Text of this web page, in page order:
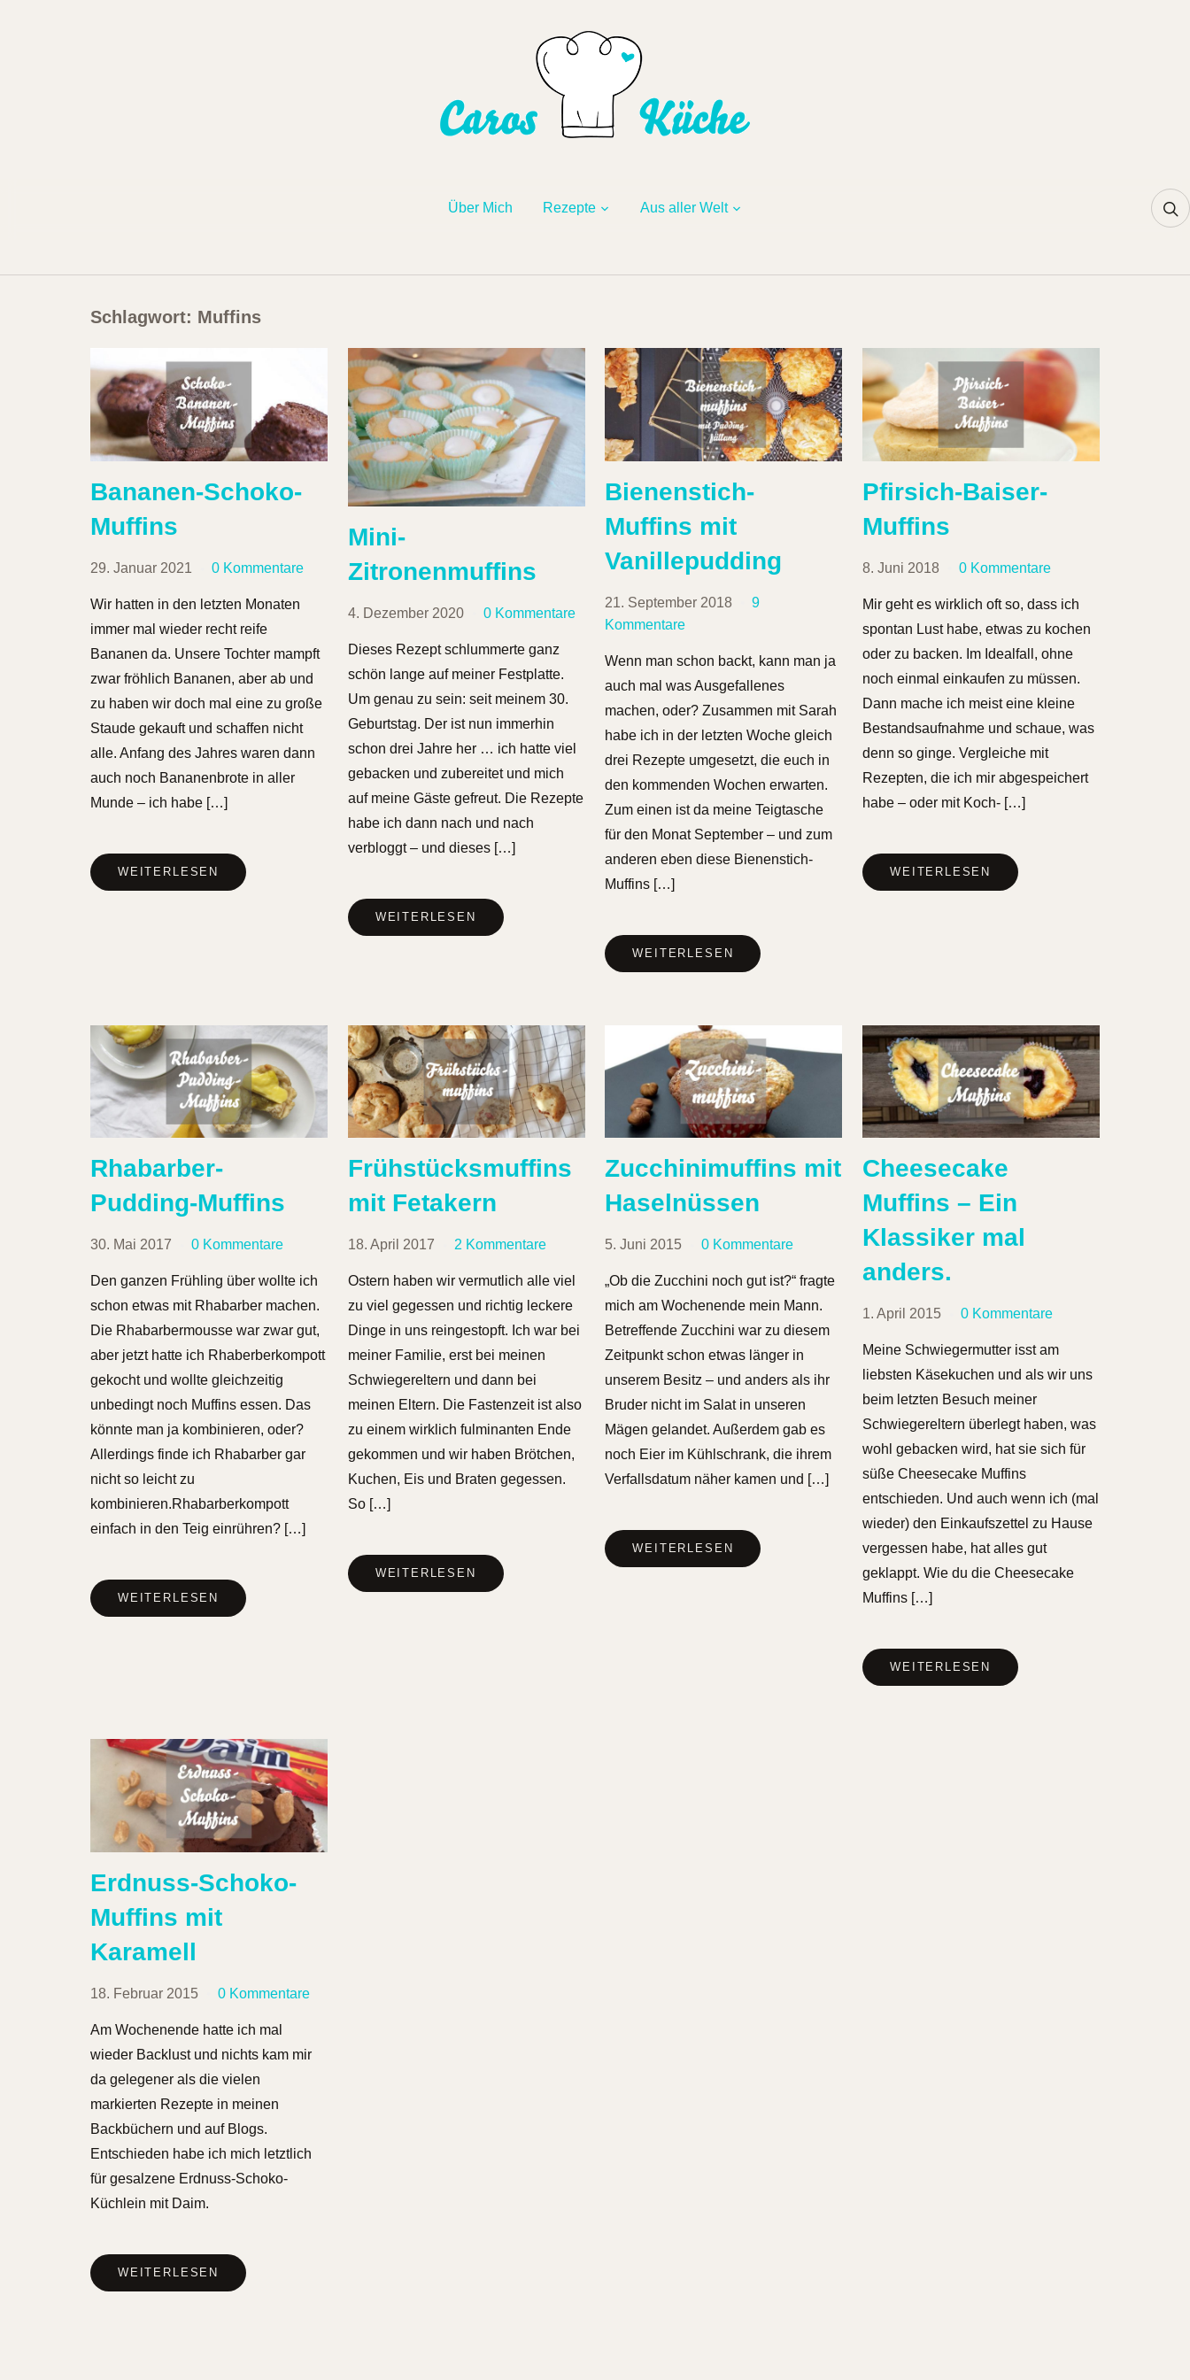
Über Mich Rezepte Aus aller Welt
Schlagwort: Muffins
Bananen-Schoko-
Muffins
29. Januar 2021 0 Kommentare
Wir hatten in den letzten Monaten
immer mal wieder recht reife
Bananen da. Unsere Tochter mampft
zwar fröhlich Bananen, aber ab und
zu haben wir doch mal eine zu große
Staude gekauft und schaffen nicht
alle. Anfang des Jahres waren dann
auch noch Bananenbrote in aller
Munde – ich habe […]
WEITERLESEN
Mini-
Zitronenmuffins
4. Dezember 2020 0 Kommentare
Dieses Rezept schlummerte ganz
schön lange auf meiner Festplatte.
Um genau zu sein: seit meinem 30.
Geburtstag. Der ist nun immerhin
schon drei Jahre her … ich hatte viel
gebacken und zubereitet und mich
auf meine Gäste gefreut. Die Rezepte
habe ich dann nach und nach
verbloggt – und dieses […]
WEITERLESEN
Bienenstich-
Muffins mit
Vanillepudding
21. September 2018
9
Kommentare
Wenn man schon backt, kann man ja
auch mal was Ausgefallenes
machen, oder? Zusammen mit Sarah
habe ich in der letzten Woche gleich
drei Rezepte umgesetzt, die euch in
den kommenden Wochen erwarten.
Zum einen ist da meine Teigtasche
für den Monat September – und zum
anderen eben diese Bienenstich-
Muffins […]
WEITERLESEN
Pfirsich-Baiser-
Muffins
8. Juni 2018 0 Kommentare
Mir geht es wirklich oft so, dass ich
spontan Lust habe, etwas zu kochen
oder zu backen. Im Idealfall, ohne
noch einmal einkaufen zu müssen.
Dann mache ich meist eine kleine
Bestandsaufnahme und schaue, was
denn so ginge. Vergleiche mit
Rezepten, die ich mir abgespeichert
habe – oder mit Koch- […]
WEITERLESEN
Rhabarber-
Pudding-Muffins
30. Mai 2017 0 Kommentare
Den ganzen Frühling über wollte ich
schon etwas mit Rhabarber machen.
Die Rhabarbermousse war zwar gut,
aber jetzt hatte ich Rhaberberkompott
gekocht und wollte gleichzeitig
unbedingt noch Muffins essen. Das
könnte man ja kombinieren, oder?
Allerdings finde ich Rhabarber gar
nicht so leicht zu
kombinieren.Rhabarberkompott
einfach in den Teig einrühren? […]
WEITERLESEN
Frühstücksmuffins
mit Fetakern
18. April 2017 2 Kommentare
Ostern haben wir vermutlich alle viel
zu viel gegessen und richtig leckere
Dinge in uns reingestopft. Ich war bei
meiner Familie, erst bei meinen
Schwiegereltern und dann bei
meinen Eltern. Die Fastenzeit ist also
zu einem wirklich fulminanten Ende
gekommen und wir haben Brötchen,
Kuchen, Eis und Braten gegessen.
So […]
WEITERLESEN
Zucchinimuffins mit
Haselnüssen
5. Juni 2015 0 Kommentare
„Ob die Zucchini noch gut ist?“ fragte
mich am Wochenende mein Mann.
Betreffende Zucchini war zu diesem
Zeitpunkt schon etwas länger in
unserem Besitz – und anders als ihr
Bruder nicht im Salat in unseren
Mägen gelandet. Außerdem gab es
noch Eier im Kühlschrank, die ihrem
Verfallsdatum näher kamen und […]
WEITERLESEN
Cheesecake
Muffins – Ein
Klassiker mal
anders.
1. April 2015 0 Kommentare
Meine Schwiegermutter isst am
liebsten Käsekuchen und als wir uns
beim letzten Besuch meiner
Schwiegereltern überlegt haben, was
wohl gebacken wird, hat sie sich für
süße Cheesecake Muffins
entschieden. Und auch wenn ich (mal
wieder) den Einkaufszettel zu Hause
vergessen habe, hat alles gut
geklappt. Wie du die Cheesecake
Muffins […]
WEITERLESEN
Erdnuss-Schoko-
Muffins mit
Karamell
18. Februar 2015 0 Kommentare
Am Wochenende hatte ich mal
wieder Backlust und nichts kam mir
da gelegener als die vielen
markierten Rezepte in meinen
Backbüchern und auf Blogs.
Entschieden habe ich mich letztlich
für gesalzene Erdnuss-Schoko-
Küchlein mit Daim.
WEITERLESEN